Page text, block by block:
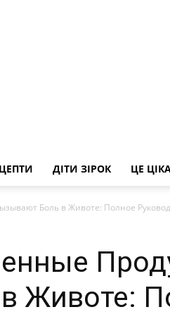
ДІТИ ЗІРОК ЦЕ
Боль в Животе: Полное
Животе: